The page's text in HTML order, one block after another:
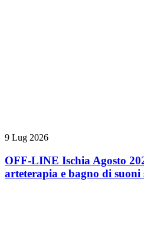
9 Lug 2026
OFF-LINE Ischia Agosto
arteterapia e bagno di suoni